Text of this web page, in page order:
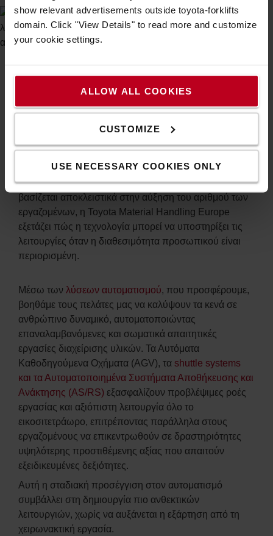
show relevant advertisements outside toyota-forklifts
domain. Click "View Details" to read more and customize
your cookie settings.
ALLOW ALL COOKIES
CUSTOMIZE
USE NECESSARY COOKIES ONLY
Οι προκλήσεις που σχετίζονται με το ανθρώπινο
ζήτημα για το intralogistics, ιδιαίτερα όσον αφορά τη
διαθεσιμότητα προσωπικού και τη διασφάλιση της
απρόσκοπτης λειτουργίας των επιχειρήσεων. Αντί να
βασίζεται αποκλειστικά στην αύξηση του αριθμού των
εργαζομένων, η Toyota Material Handling Europe
εξετάζει πώς η τεχνολογία μπορεί να υποστηρίξει τις
λειτουργίες όταν η διαθεσιμότητα προσωπικού είναι
περιορισμένη.
Μέσω των λύσεων αυτοματισμού, που προσφέρουμε,
βοηθάμε τους πελάτες μας να καλύψουν τα κενά σε
ανθρώπινο δυναμικό, αυτοματοποιώντας
επαναλαμβανόμενες και σωματικά απαιτητικές
εργασίες διαχείρισης υλικών. Τα Αυτόματα
Καθοδηγούμενα Οχήματα (AGV), τα shuttle systems
και τα Αυτοματοποιημένα Συστήματα Αποθήκευσης και
Ανάκτησης (AS/RS) εξασφαλίζουν προβλέψιμες ροές
εργασίας και αξιόπιστη λειτουργία όλο το
εικοσιτετράωρο, επιτρέποντας παράλληλα στους
εργαζομένους να επικεντρωθούν σε δραστηριότητες
υψηλότερης προστιθέμενης αξίας που απαιτούν
εξειδικευμένες δεξιότητες.
Αυτή η σταδιακή προσέγγιση στον αυτοματισμό
συμβάλλει στη δημιουργία πιο ανθεκτικών
λειτουργιών, χωρίς να αυξάνεται η εξάρτηση από τη
χειρωνακτική εργασία.